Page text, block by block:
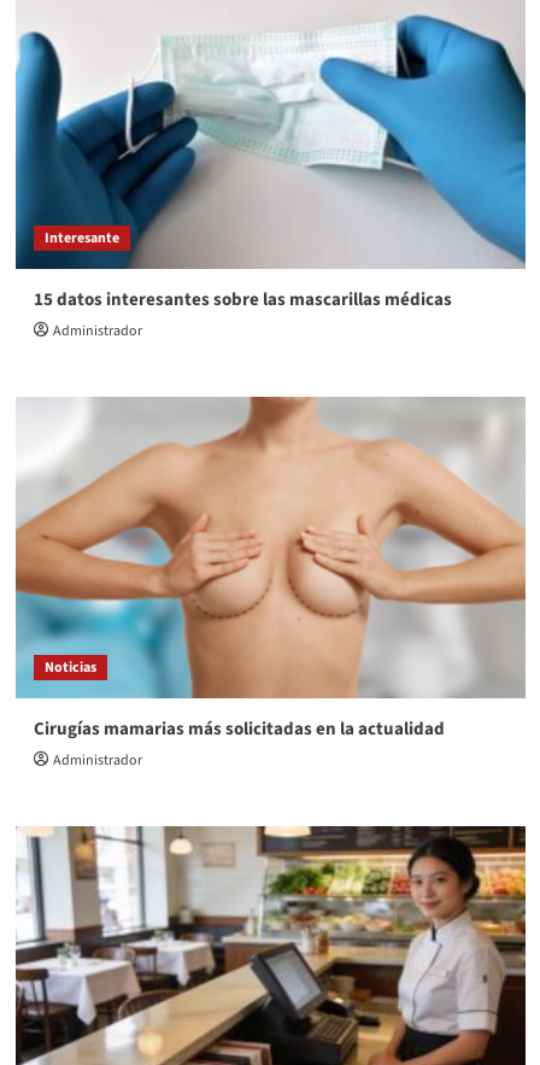
Interesante
15 datos interesantes sobre las mascarillas médicas
Administrador
Noticias
Cirugías mamarias más solicitadas en la actualidad
Administrador